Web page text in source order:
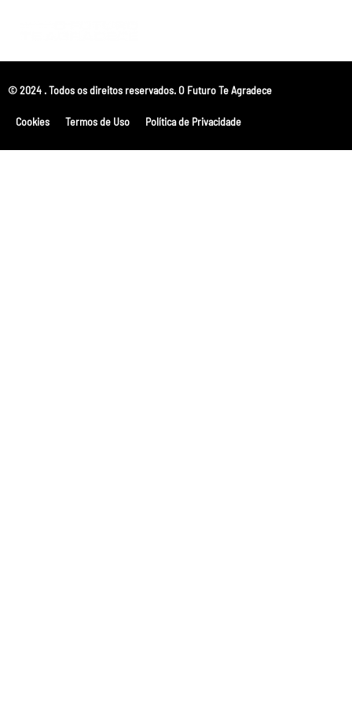
© 2024 . Todos os direitos reservados. O Futuro Te Agradece
Cookies Termos de Uso Política de Privacidade